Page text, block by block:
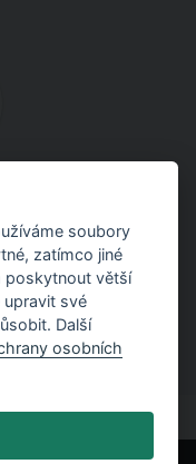
ukázkami
soubory
zatímco jiné
poskytnout větší
své
Další
osobních